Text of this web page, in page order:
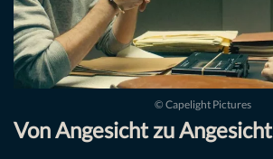
© Capelight Pictures
Von Angesicht zu Angesicht